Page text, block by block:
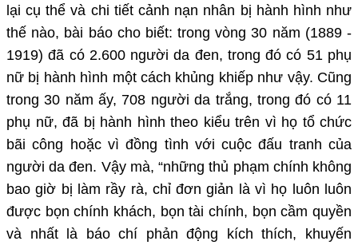
lại cụ thể và chi tiết cảnh nạn nhân bị hành hình như
thế nào, bài báo cho biết: trong vòng 30 năm (1889 -
1919) đã có 2.600 người da đen, trong đó có 51 phụ
nữ bị hành hình một cách khủng khiếp như vậy. Cũng
trong 30 năm ấy, 708 người da trắng, trong đó có 11
phụ nữ, đã bị hành hình theo kiểu trên vì họ tổ chức
bãi công hoặc vì đồng tình với cuộc đấu tranh của
người da đen. Vậy mà, “những thủ phạm chính không
bao giờ bị làm rầy rà, chỉ đơn giản là vì họ luôn luôn
được bọn chính khách, bọn tài chính, bọn cầm quyền
và nhất là báo chí phản động kích thích, khuyến